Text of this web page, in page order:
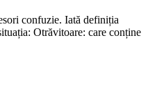
confuzie. Iată definiția
Otrăvitoare: care conține